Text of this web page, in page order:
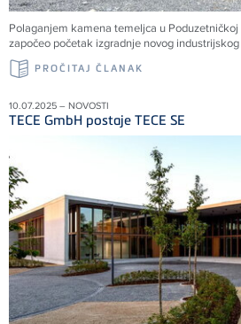
Polaganjem kamena temeljca u
započeo početak izgradnje novog industrijskog
PROČITAJ ČLANAK
10.07.2025 – NOVOSTI
TECE GmbH postaje TECE SE